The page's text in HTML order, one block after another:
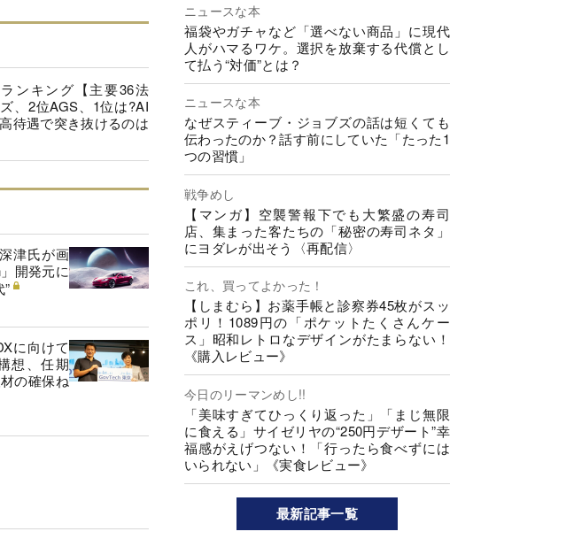
ンキング【主要36法
、2位AGS、1位は?AI
待遇で突き抜けるのは
津氏が画
開発元に
に向けて
想、任期
の確保ね
ニュースな本
福袋やガチャなど「選べない商品」に現代
人がハマるワケ。選択を放棄する代償とし
て払う“対価”とは？
ニュースな本
なぜスティーブ・ジョブズの話は短くても
伝わったのか？話す前にしていた「たった1
つの習慣」
戦争めし
【マンガ】空襲警報下でも大繁盛の寿司
店、集まった客たちの「秘密の寿司ネタ」
にヨダレが出そう〈再配信〉
これ、買ってよかった！
【しまむら】お薬手帳と診察券45枚がスッ
ポリ！1089円の「ポケットたくさんケー
ス」昭和レトロなデザインがたまらない！
《購入レビュー》
今日のリーマンめし!!
「美味すぎてひっくり返った」「まじ無限
に食える」サイゼリヤの“250円デザート”幸
福感がえげつない！「行ったら食べずには
いられない」《実食レビュー》
最新記事一覧